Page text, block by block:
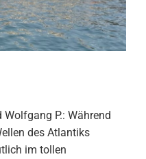
P.: Während
des Atlantiks
im tollen